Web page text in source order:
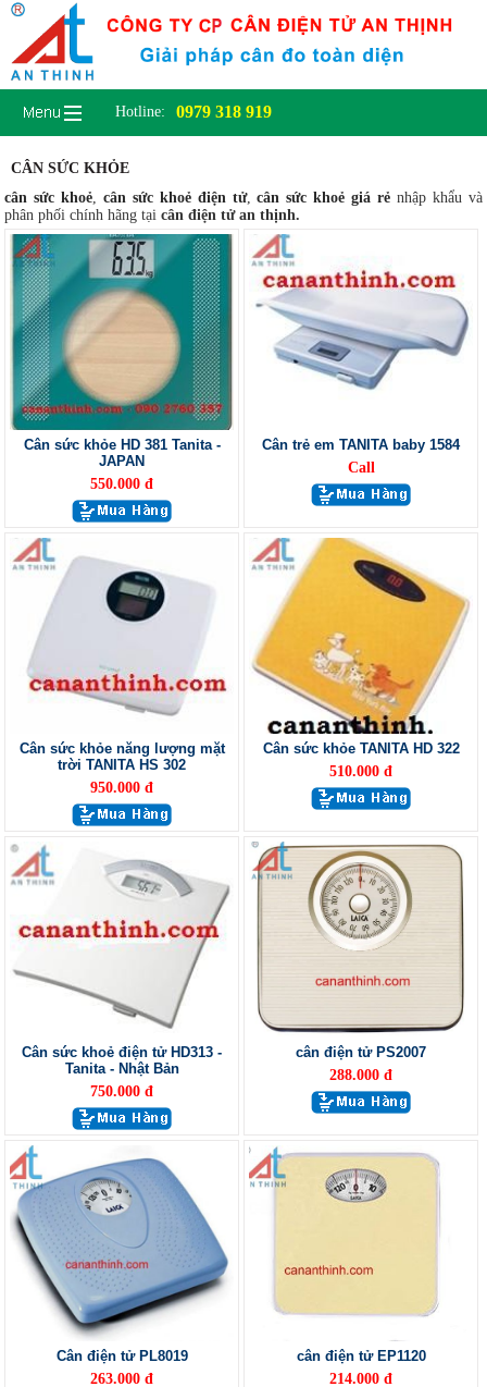
Hotline: 0979 318 919
CÂN SỨC KHỎE
cân sức khoẻ, cân sức khoẻ điện tử,cân sức khoẻ giá rẻ nhập khẩu và
phân phối chính hãng tại cân điện tử an thịnh.
Cân sức khỏe HD 381 Tanita -
JAPAN
550.000 đ
Cân trẻ em TANITA baby 1584
Call
Cân sức khỏe năng lượng mặt
trời TANITA HS 302
950.000 đ
Cân sức khỏe TANITA HD 322
510.000 đ
Cân sức khoẻ điện tử HD313 -
Tanita - Nhật Bản
750.000 đ
cân điện tử PS2007
288.000 đ
Cân điện tử PL8019
263.000 đ
cân điện tử EP1120
214.000 đ